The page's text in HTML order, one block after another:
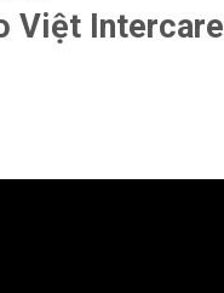
Việt Intercare